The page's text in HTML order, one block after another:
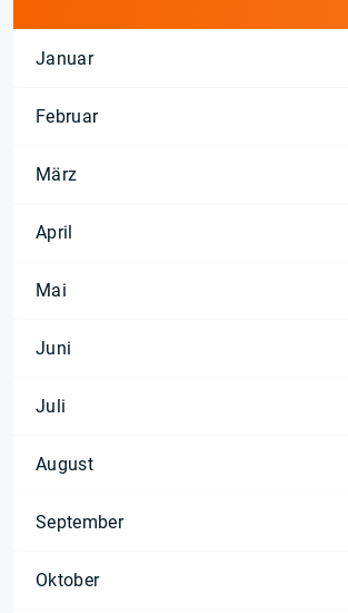
Januar
Februar
März
April
Mai
Juni
Juli
August
September
Oktober